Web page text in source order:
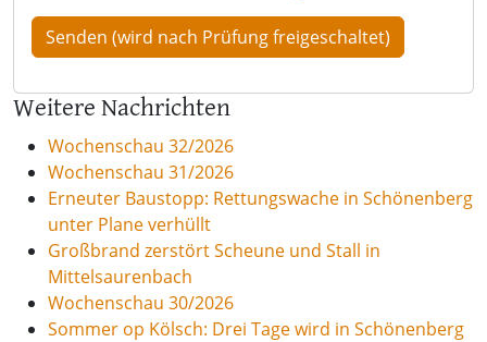
Weitere Nachrichten
Wochenschau 32/2026
Wochenschau 31/2026
Erneuter Baustopp: Rettungswache in Schönenberg
unter Plane verhüllt
Großbrand zerstört Scheune und Stall in
Mittelsaurenbach
Wochenschau 30/2026
Sommer op Kölsch: Drei Tage wird in Schönenberg